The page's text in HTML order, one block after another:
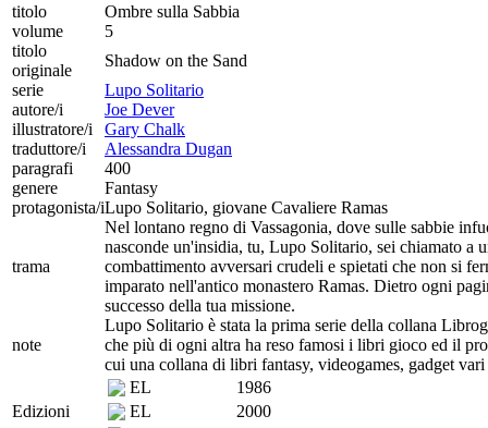
titolo
Ombre sulla Sabbia
volume
5
titolo
originale
Shadow on the Sand
serie
Lupo Solitario
autore/i
Joe Dever
illustratore/i
Gary Chalk
traduttore/i
Alessandra Dugan
paragrafi
400
genere
Fantasy
protagonista/iLupo Solitario, giovane Cavaliere Ramas
trama
Nel lontano regno di Vassagonia, dove sulle sabbie
nasconde un'insidia, tu, Lupo Solitario, sei chiamato a
combattimento avversari crudeli e spietati che non si
imparato nell'antico monastero Ramas. Dietro ogni
successo della tua missione.
note
Lupo Solitario è stata la prima serie della collana
che più di ogni altra ha reso famosi i libri gioco ed il
cui una collana di libri fantasy, videogames, gadget
Edizioni
EL
1986
EL
2000